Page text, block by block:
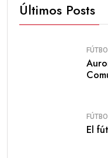
Últimos Posts
El